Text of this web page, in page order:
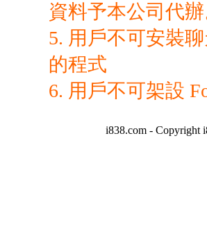
資料予本公司代
5. 用戶不可安裝
的程式
6. 用戶不可架設
i838.com - Copyright